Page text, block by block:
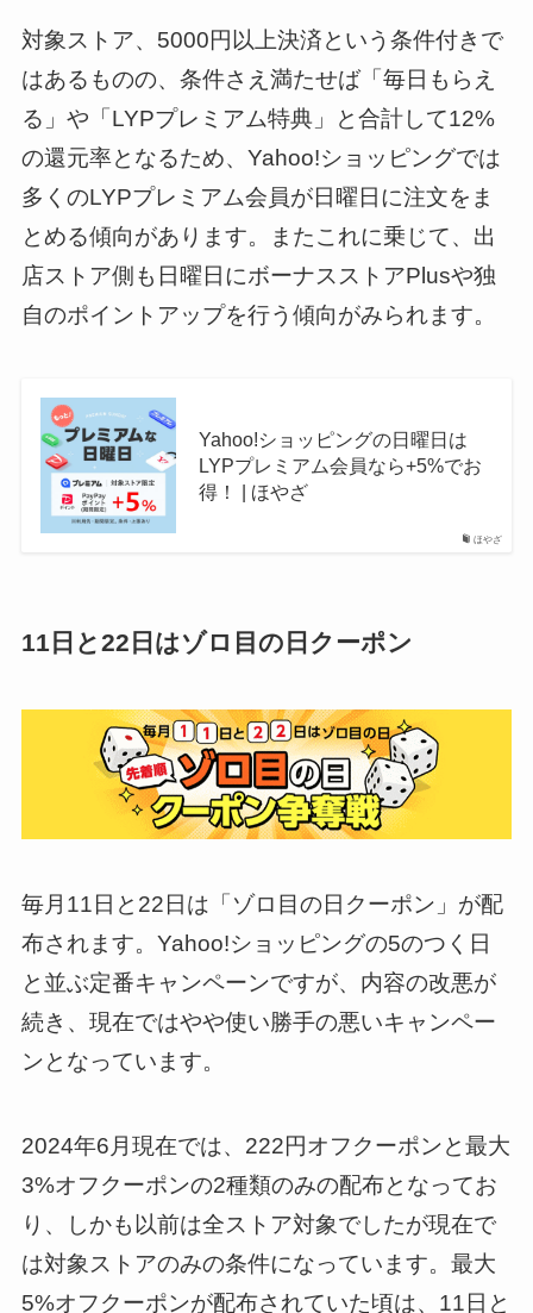
対象ストア、5000円以上決済という条件付きで
はあるものの、条件さえ満たせば「毎日もらえ
る」や「LYPプレミアム特典」と合計して12%
の還元率となるため、Yahoo!ショッピングでは
多くのLYPプレミアム会員が日曜日に注文をま
とめる傾向があります。またこれに乗じて、出
店ストア側も日曜日にボーナスストアPlusや独
自のポイントアップを行う傾向がみられます。
ほやざ
Yahoo!ショッピングの日曜日は
LYPプレミアム会員なら+5%でお
得！ | ほやざ
11日と22日はゾロ目の日クーポン
毎月11日と22日は「ゾロ目の日クーポン」が配
布されます。Yahoo!ショッピングの5のつく日
と並ぶ定番キャンペーンですが、内容の改悪が
続き、現在ではやや使い勝手の悪いキャンペー
ンとなっています。
2024年6月現在では、222円オフクーポンと最大
3%オフクーポンの2種類のみの配布となってお
り、しかも以前は全ストア対象でしたが現在で
は対象ストアのみの条件になっています。最大
5%オフクーポンが配布されていた頃は、11日と